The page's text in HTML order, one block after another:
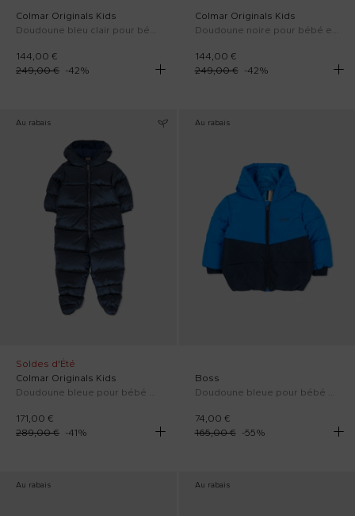
Colmar Originals Kids
Doudoune bleu clair pour bébé garçon avec logo
144,00 €
249,00 € -42%
Colmar Originals Kids
Doudoune noire pour bébé enfants avec logo
144,00 €
249,00 €
-42%
Au rabais
Soldes d'Été
Colmar Originals Kids
Doudoune bleue pour bébé enfants avec logo
171,00 €
289,00 € -41%
Au rabais
Boss
Doudoune bleue pour bébé garçon avec logo
74,00 €
165,00 €
-55%
Au rabais Au rabais